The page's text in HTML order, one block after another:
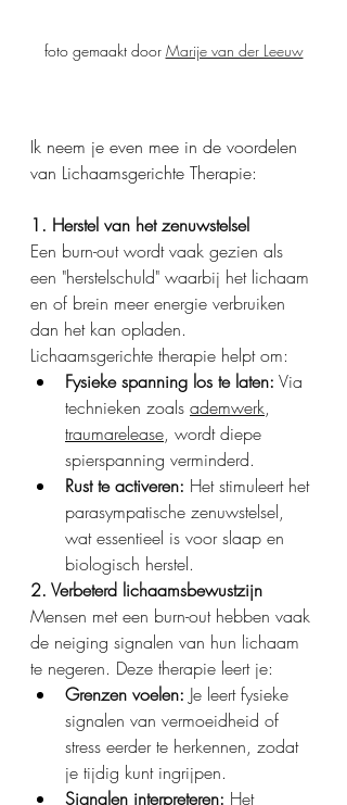
foto gemaakt door Marije van der Leeuw
Ik neem je even mee in de voordelen
van Lichaamsgerichte Therapie:
1. Herstel van het zenuwstelsel
Een burn-out wordt vaak gezien als
een "herstelschuld" waarbij het lichaam
en of brein meer energie verbruiken
dan het kan opladen.
Lichaamsgerichte therapie helpt om:
Fysieke spanning los te laten: Via
technieken zoals ademwerk,
traumarelease, wordt diepe
spierspanning verminderd.
Rust te activeren: Het stimuleert het
parasympatische zenuwstelsel,
wat essentieel is voor slaap en
biologisch herstel.
2. Verbeterd lichaamsbewustzijn
Mensen met een burn-out hebben vaak
de neiging signalen van hun lichaam
te negeren. Deze therapie leert je:
Grenzen voelen: Je leert fysieke
signalen van vermoeidheid of
stress eerder te herkennen, zodat
je tijdig kunt ingrijpen.
Signalen interpreteren: Het